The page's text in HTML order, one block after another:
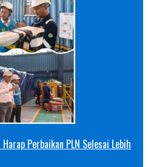
Perbaikan PLN Selesai Lebih